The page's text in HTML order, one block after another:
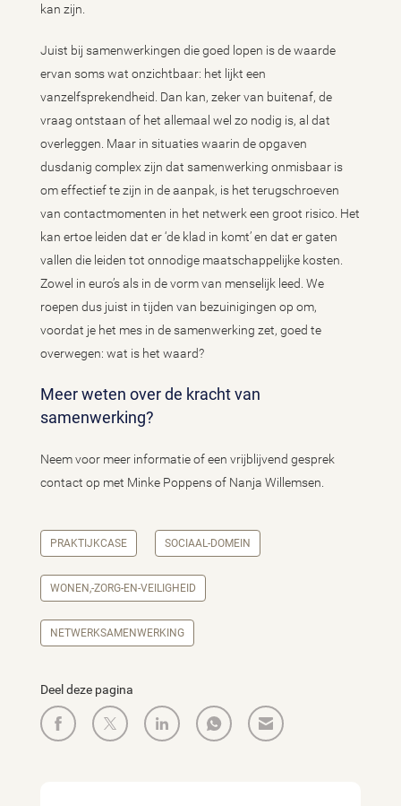
kan zijn.
Juist bij samenwerkingen die goed lopen is de waarde
ervan soms wat onzichtbaar: het lijkt een
vanzelfsprekendheid. Dan kan, zeker van buitenaf, de
vraag ontstaan of het allemaal wel zo nodig is, al dat
overleggen. Maar in situaties waarin de opgaven
dusdanig complex zijn dat samenwerking onmisbaar is
om effectief te zijn in de aanpak, is het terugschroeven
van contactmomenten in het netwerk een groot risico. Het
kan ertoe leiden dat er ‘de klad in komt’ en dat er gaten
vallen die leiden tot onnodige maatschappelijke kosten.
Zowel in euro’s als in de vorm van menselijk leed. We
roepen dus juist in tijden van bezuinigingen op om,
voordat je het mes in de samenwerking zet, goed te
overwegen: wat is het waard?
Meer weten over de kracht van
samenwerking?
Neem voor meer informatie of een vrijblijvend gesprek
contact op met Minke Poppens of Nanja Willemsen.
PRAKTIJKCASE SOCIAAL-DOMEIN
WONEN,-ZORG-EN-VEILIGHEID
NETWERKSAMENWERKING
Deel deze pagina